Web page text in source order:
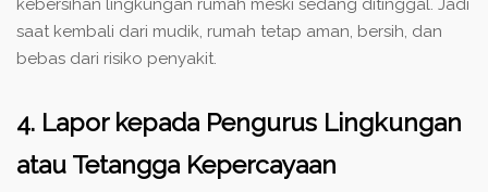
kebersihan lingkungan rumah meski sedang ditinggal. Jadi
saat kembali dari mudik, rumah tetap aman, bersih, dan
bebas dari risiko penyakit.
4. Lapor kepada Pengurus Lingkungan
atau Tetangga Kepercayaan